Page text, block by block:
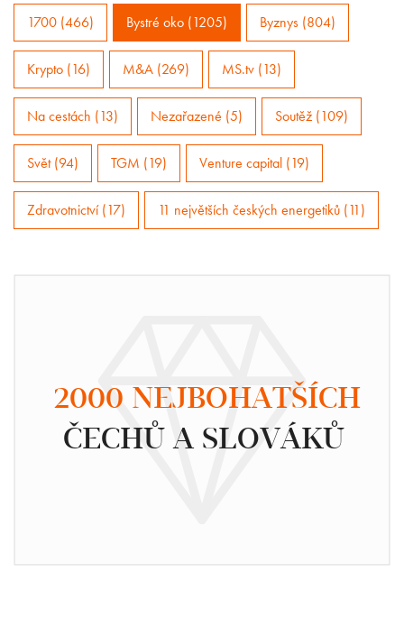
1700 (466) Bystré oko (1205) Byznys (804)
Krypto (16) M&A (269) MS.tv (13)
Na cestách (13) Nezařazené (5) Soutěž (109)
Svět (94) TGM (19) Venture capital (19)
Zdravotnictví (17) 11 největších českých energetiků (11)
2000 NEJBOHATŠÍCH
ČECHŮ A SLOVÁKŮ